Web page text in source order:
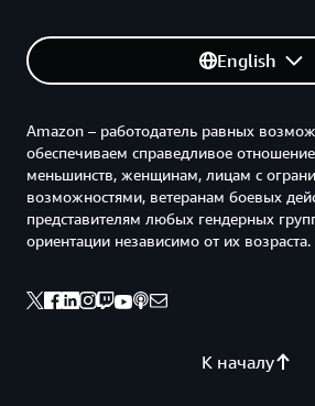
English
К началу
Amazon – работодатель равных
обеспечиваем справедливое
меньшинств, женщинам, лицам с
возможностями, ветеранам боевых
представителям любых гендерных
ориентации независимо от их возраста.